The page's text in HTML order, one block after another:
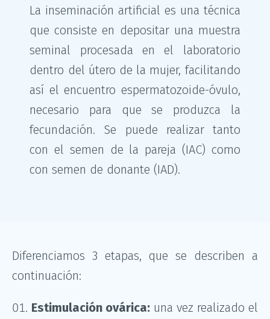
La inseminación artificial es una técnica
que consiste en depositar una muestra
seminal procesada en el laboratorio
dentro del útero de la mujer, facilitando
así el encuentro espermatozoide-óvulo,
necesario para que se produzca la
fecundación. Se puede realizar tanto
con el semen de la pareja (IAC) como
con semen de donante (IAD).
Diferenciamos 3 etapas, que se describen a
continuación:
Estimulación ovárica: una vez realizado el